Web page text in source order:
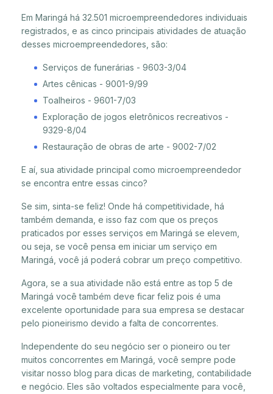
Em Maringá há 32.501 microempreendedores individuais
registrados, e as cinco principais atividades de atuação
desses microempreendedores, são:
Serviços de funerárias - 9603-3/04
Artes cênicas - 9001-9/99
Toalheiros - 9601-7/03
Exploração de jogos eletrônicos recreativos -
9329-8/04
Restauração de obras de arte - 9002-7/02
E aí, sua atividade principal como microempreendedor
se encontra entre essas cinco?
Se sim, sinta-se feliz! Onde há competitividade, há
também demanda, e isso faz com que os preços
praticados por esses serviços em Maringá se elevem,
ou seja, se você pensa em iniciar um serviço em
Maringá, você já poderá cobrar um preço competitivo.
Agora, se a sua atividade não está entre as top 5 de
Maringá você também deve ficar feliz pois é uma
excelente oportunidade para sua empresa se destacar
pelo pioneirismo devido a falta de concorrentes.
Independente do seu negócio ser o pioneiro ou ter
muitos concorrentes em Maringá, você sempre pode
visitar nosso blog para dicas de marketing, contabilidade
e negócio. Eles são voltados especialmente para você,